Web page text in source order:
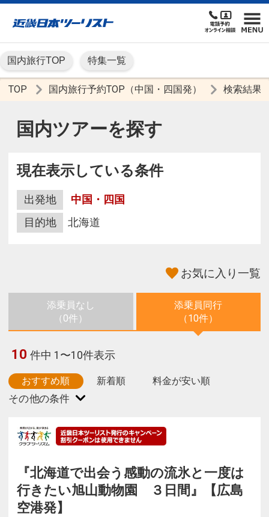
国内旅行TOP 特集一覧
TOP 国内旅行予約TOP（中国・四国発） 検索結果
国内ツアーを探す
現在表示している条件
出発地
中国・四国
目的地
北海道
お気に入り一覧
添乗員なし
（0件）
添乗員同行
（10件）
10 件中 1〜10件表示
おすすめ順 新着順 料金が安い順
『北海道で出会う感動の流氷と一度は
行きたい旭山動物園 ３日間』【広島
空港発】